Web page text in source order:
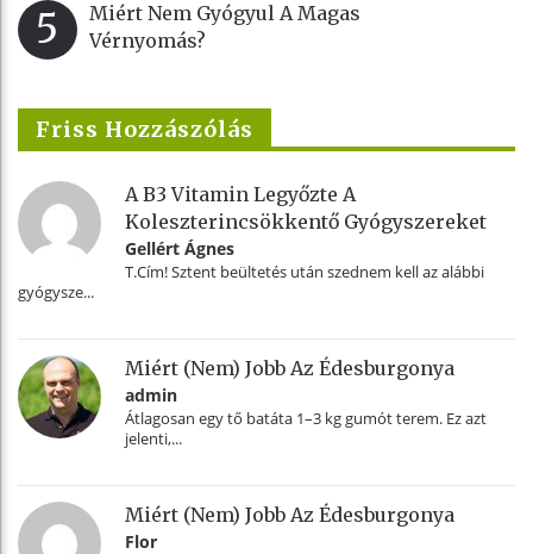
5
Miért Nem Gyógyul A Magas
Vérnyomás?
Friss Hozzászólás
A B3 Vitamin Legyőzte A
Koleszterincsökkentő Gyógyszereket
Gellért Ágnes
T.Cím! Sztent beültetés után szednem kell az alábbi
gyógysze...
Miért (nem) Jobb Az Édesburgonya
admin
Átlagosan egy tő batáta 1–3 kg gumót terem. Ez azt
jelenti,...
Miért (nem) Jobb Az Édesburgonya
Flor